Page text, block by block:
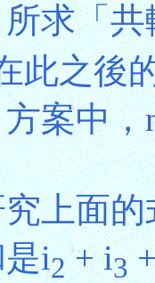
求「
此之後
案中
上面
是i2+ i3